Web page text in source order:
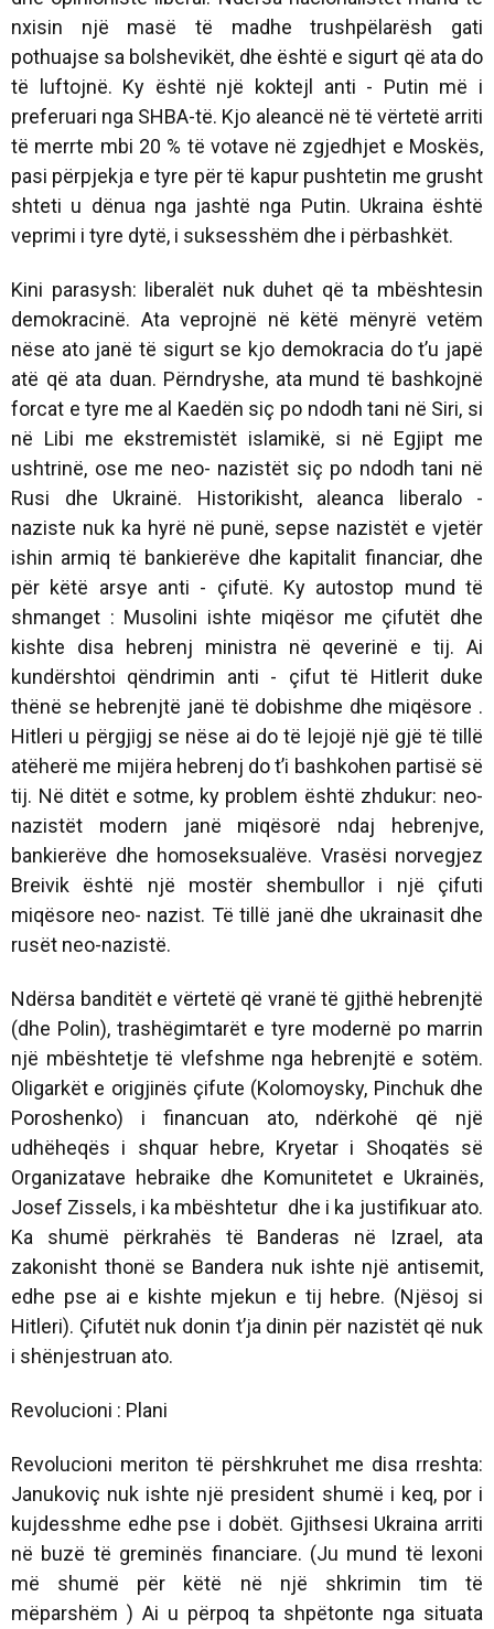
nxisin një masë të madhe trushpëlarësh gati
pothuajse sa bolshevikët, dhe është e sigurt që ata do
të luftojnë. Ky është një koktejl anti - Putin më i
preferuari nga SHBA-të. Kjo aleancë në të vërtetë arriti
të merrte mbi 20 % të votave në zgjedhjet e Moskës,
pasi përpjekja e tyre për të kapur pushtetin me grusht
shteti u dënua nga jashtë nga Putin. Ukraina është
veprimi i tyre dytë, i suksesshëm dhe i përbashkët.
Kini parasysh: liberalët nuk duhet që ta mbështesin
demokracinë. Ata veprojnë në këtë mënyrë vetëm
nëse ato janë të sigurt se kjo demokracia do t’u japë
atë që ata duan. Përndryshe, ata mund të bashkojnë
forcat e tyre me al Kaedën siç po ndodh tani në Siri, si
në Libi me ekstremistët islamikë, si në Egjipt me
ushtrinë, ose me neo- nazistët siç po ndodh tani në
Rusi dhe Ukrainë. Historikisht, aleanca liberalo -
naziste nuk ka hyrë në punë, sepse nazistët e vjetër
ishin armiq të bankierëve dhe kapitalit financiar, dhe
për këtë arsye anti - çifutë. Ky autostop mund të
shmanget : Musolini ishte miqësor me çifutët dhe
kishte disa hebrenj ministra në qeverinë e tij. Ai
kundërshtoi qëndrimin anti - çifut të Hitlerit duke
thënë se hebrenjtë janë të dobishme dhe miqësore .
Hitleri u përgjigj se nëse ai do të lejojë një gjë të tillë
atëherë me mijëra hebrenj do t’i bashkohen partisë së
tij. Në ditët e sotme, ky problem është zhdukur: neo-
nazistët modern janë miqësorë ndaj hebrenjve,
bankierëve dhe homoseksualëve. Vrasësi norvegjez
Breivik është një mostër shembullor i një çifuti
miqësore neo- nazist. Të tillë janë dhe ukrainasit dhe
rusët neo-nazistë.
Ndërsa banditët e vërtetë që vranë të gjithë hebrenjtë
(dhe Polin), trashëgimtarët e tyre modernë po marrin
një mbështetje të vlefshme nga hebrenjtë e sotëm.
Oligarkët e origjinës çifute (Kolomoysky, Pinchuk dhe
Poroshenko) i financuan ato, ndërkohë që një
udhëheqës i shquar hebre, Kryetar i Shoqatës së
Organizatave hebraike dhe Komunitetet e Ukrainës,
Josef Zissels, i ka mbështetur dhe i ka justifikuar ato.
Ka shumë përkrahës të Banderas në Izrael, ata
zakonisht thonë se Bandera nuk ishte një antisemit,
edhe pse ai e kishte mjekun e tij hebre. (Njësoj si
Hitleri). Çifutët nuk donin t’ja dinin për nazistët që nuk
i shënjestruan ato.
Revolucioni : Plani
Revolucioni meriton të përshkruhet me disa rreshta:
Janukoviç nuk ishte një president shumë i keq, por i
kujdesshme edhe pse i dobët. Gjithsesi Ukraina arriti
në buzë të greminës financiare. (Ju mund të lexoni
më shumë për këtë në një shkrimin tim të
mëparshëm ) Ai u përpoq ta shpëtonte nga situata